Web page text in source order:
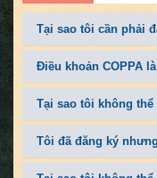
Tại sao tôi cần phải
Điều khoản COPPA
Tại sao tôi không
Tôi đã đăng ký